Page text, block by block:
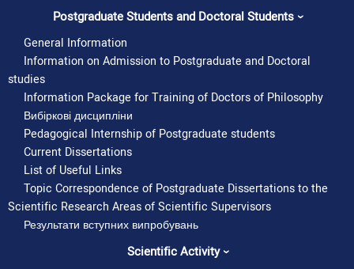
Postgraduate Students and Doctoral Students
General Information
Information on Admission to Postgraduate and Doctoral
studies
Information Package for Training of Doctors of Philosophy
Вибіркові дисципліни
Pedagogical Internship of Postgraduate students
Current Dissertations
List of Useful Links
Topic Correspondence of Postgraduate Dissertations to the
Scientific Research Areas of Scientific Supervisors
Результати вступних випробувань
Scientific Activity
2.
Будівля № 2.
Навчальний
корпус
(факультет
управління та
економіки).
м. Хмельницький,
провулок
Володимирський,
12.
Територіальна
Хмельницького
(Балансоутримувач
Хмельницький
права
імені Леоніда
Юзькова).